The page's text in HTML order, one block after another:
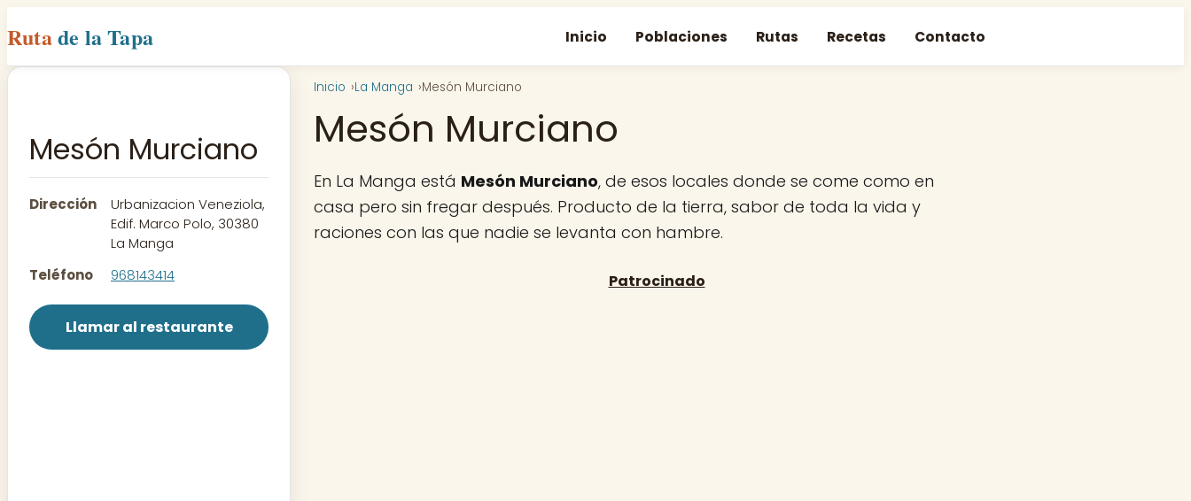
Rutade la Tapa Inicio Poblaciones Rutas Recetas Contacto
Mesón Murciano
Dirección
Urbanizacion Veneziola,
Edif. Marco Polo, 30380
La Manga
Teléfono
968143414
Llamar al restaurante
Inicio La Manga Mesón Murciano
Mesón Murciano
En La Manga está Mesón Murciano, de esos locales donde se come como en
casa pero sin fregar después. Producto de la tierra, sabor de toda la vida y
raciones con las que nadie se levanta con hambre.